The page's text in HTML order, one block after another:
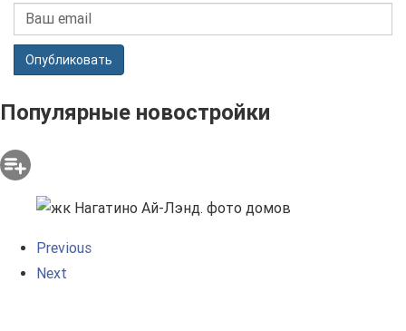
Опубликовать
Популярные новостройки
Previous
Next